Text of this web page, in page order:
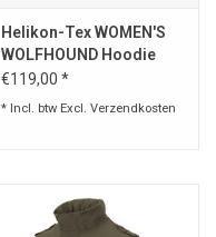
Helikon-Tex WOMEN'S
WOLFHOUND Hoodie
Jacket® - Shadow Grey
€119,00 *
* Incl. btw Excl. Verzendkosten